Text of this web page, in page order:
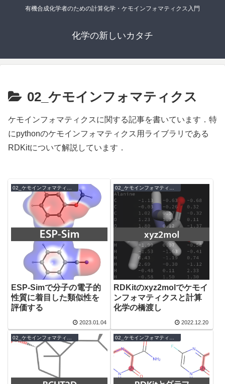
有機合成化学者のための計算化学・ケモインフォマティクス入門
化学の新しいカタチ
02_ケモインフォマティクス
ケモインフォマティクスに関する記事を書いています．特
にpythonのケモインフォマティクス用ライブラリである
RDKitについて解説しています．
ESP-Simで分子の電子的
性質に着目した類似性を
評価する
2023.01.04
RDKitのxyz2molでケモイ
ンフォマティクスと計算
化学の橋渡し
2022.12.20
02_ケモインフォマティクス 02_ケモインフォマティクス